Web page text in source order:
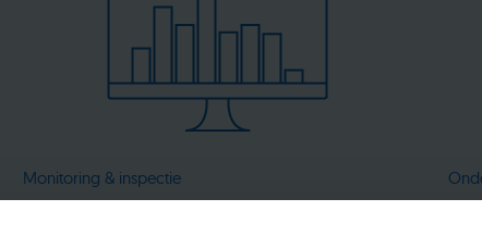
Monitoring & inspectie